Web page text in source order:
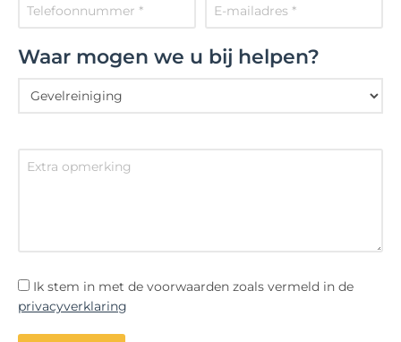
Waar mogen we u bij helpen?
Ik stem in met de voorwaarden zoals vermeld in de
privacyverklaring